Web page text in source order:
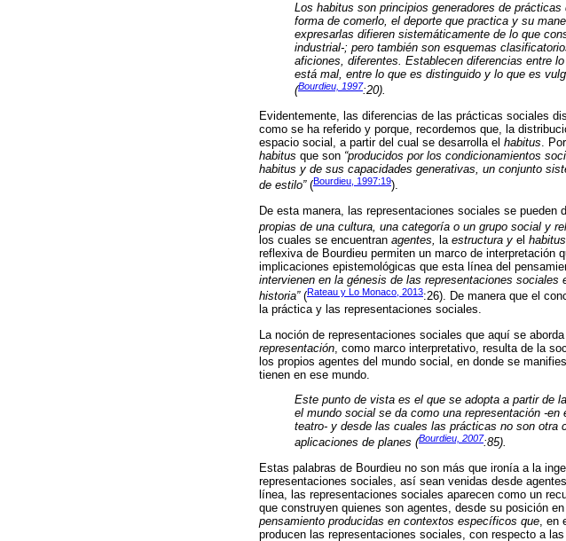
Los habitus son principios generadores de
forma de comerlo, el deporte que practica y su
expresarlas difieren sistemáticamente de lo que
industrial-; pero también son esquemas
aficiones, diferentes. Establecen diferencias entre
está mal, entre lo que es distinguido y lo que es
(Bourdieu, 1997:20).
Evidentemente, las diferencias de las prácticas sociales
como se ha referido y porque, recordemos que, la
espacio social, a partir del cual se desarrolla el habitus.
habitus que son “producidos por los condicionamientos
habitus y de sus capacidades generativas, un conjunto
de estilo”(Bourdieu, 1997:19).
De esta manera, las representaciones sociales se pueden
propias de una cultura, una categoría o un grupo social y
los cuales se encuentran agentes, la estructura y el
reflexiva de Bourdieu permiten un marco de interpretación
implicaciones epistemológicas que esta línea del
intervienen en la génesis de las representaciones
historia”(Rateau y Lo Monaco, 2013:26). De manera que el
la práctica y las representaciones sociales.
La noción de representaciones sociales que aquí se
representación , como marco interpretativo, resulta de la
los propios agentes del mundo social, en donde se
tienen en ese mundo.
Este punto de vista es el que se adopta a partir de
el mundo social se da como una representación -
teatro- y desde las cuales las prácticas no son otra
aplicaciones de planes (Bourdieu, 2007:85).
Estas palabras de Bourdieu no son más que ironía a la
representaciones sociales, así sean venidas desde
línea, las representaciones sociales aparecen como un
que construyen quienes son agentes, desde su posición
pensamiento producidas en contextos específicos que, en
producen las representaciones sociales, con respecto a